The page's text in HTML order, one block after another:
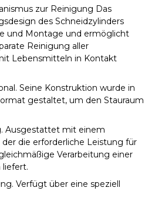
zur Reinigung Das
des Schneidzylinders
und Montage und ermöglicht
Reinigung aller
Lebensmitteln in Kontakt
Seine Konstruktion wurde in
gestaltet, um den Stauraum
Ausgestattet mit einem
die erforderliche Leistung für
Verarbeitung einer
liefert.
Verfügt über eine speziell
einen externen Behälter